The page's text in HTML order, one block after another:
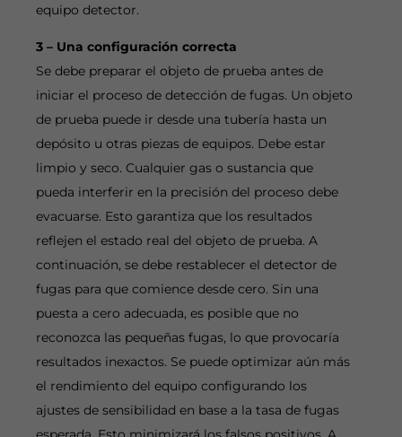
equipo detector.
3 – Una configuración correcta
Se debe preparar el objeto de prueba antes de
iniciar el proceso de detección de fugas. Un objeto
de prueba puede ir desde una tubería hasta un
depósito u otras piezas de equipos. Debe estar
limpio y seco. Cualquier gas o sustancia que
pueda interferir en la precisión del proceso debe
evacuarse. Esto garantiza que los resultados
reflejen el estado real del objeto de prueba. A
continuación, se debe restablecer el detector de
fugas para que comience desde cero. Sin una
puesta a cero adecuada, es posible que no
reconozca las pequeñas fugas, lo que provocaría
resultados inexactos. Se puede optimizar aún más
el rendimiento del equipo configurando los
ajustes de sensibilidad en base a la tasa de fugas